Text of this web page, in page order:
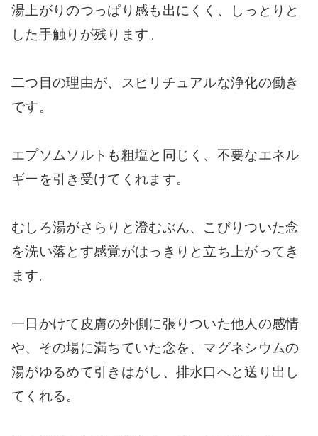
湯上がりのつっぱり感も出にくく、しっとりと
した手触りが残ります。
二つ目の理由が、スピリチュアルな浄化の働き
です。
エプソムソルトも粗塩と同じく、不要なエネル
ギーを引き受けてくれます。
むしろ湯がさらりと澄むぶん、こびりついた念
を洗い落とす感覚がはっきりと立ち上がってき
ます。
一日かけて皮膚の外側に張りついた他人の感情
や、その場に満ちていた念を、マグネシウムの
湯がゆるめて引きはがし、排水口へと送り出し
てくれる。